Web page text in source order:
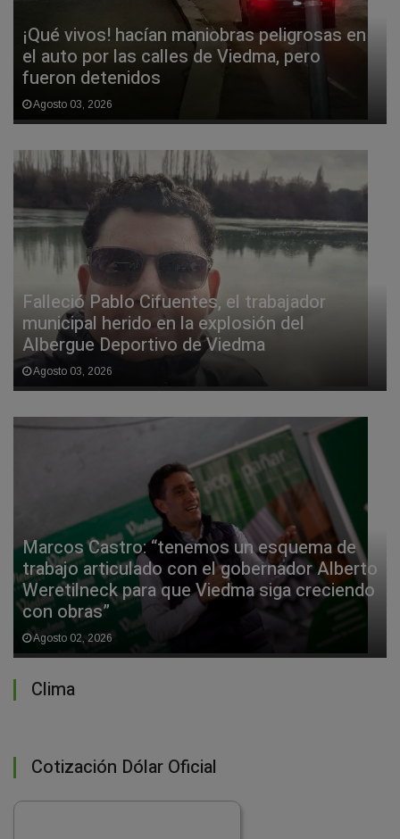
¡Qué vivos! hacían maniobras peligrosas en
el auto por las calles de Viedma, pero
fueron detenidos
Agosto 03, 2026
Falleció Pablo Cifuentes, el trabajador
municipal herido en la explosión del
Albergue Deportivo de Viedma
Agosto 03, 2026
Marcos Castro: “tenemos un esquema de
trabajo articulado con el gobernador Alberto
Weretilneck para que Viedma siga creciendo
con obras”
Agosto 02, 2026
Clima
Cotización Dólar Oficial